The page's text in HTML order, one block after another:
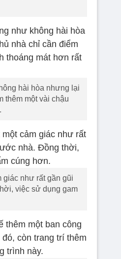
hài hòa nhưng lại
thêm một vài chậu
giác như rất gần gũi
việc sử dụng gam